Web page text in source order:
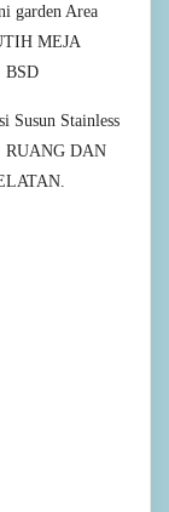
garden Area
MEJA
BSD
Susun Stainless
RUANG DAN